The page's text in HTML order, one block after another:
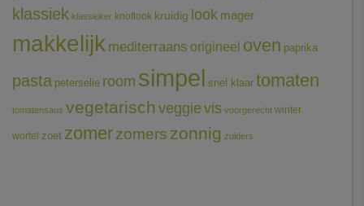
klassiek klassieker knoflook kruidig look mager
makkelijk mediterraans origineel oven paprika
pasta peterselie room simpel snel klaar tomaten
tomatensaus vegetarischveggie vis voorgerecht winter
wortel zoet zomerzomers zonnig zuiders